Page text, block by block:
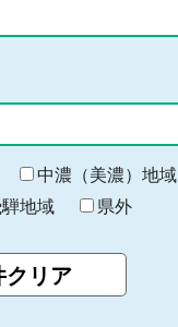
中濃（美濃）地域
地域 県外